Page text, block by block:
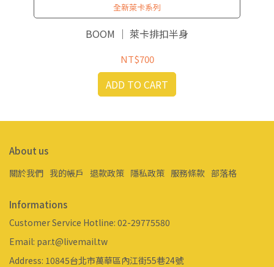
全新萊卡系列
BOOM ｜ 萊卡排扣半身
NT$700
ADD TO CART
About us
關於我們 我的帳戶 退款政策 隱私政策 服務條款 部落格
Informations
Customer Service Hotline: 02-29775580
Email: par.t@livemail.tw
Address: 10845台北市萬華區內江街55巷24號